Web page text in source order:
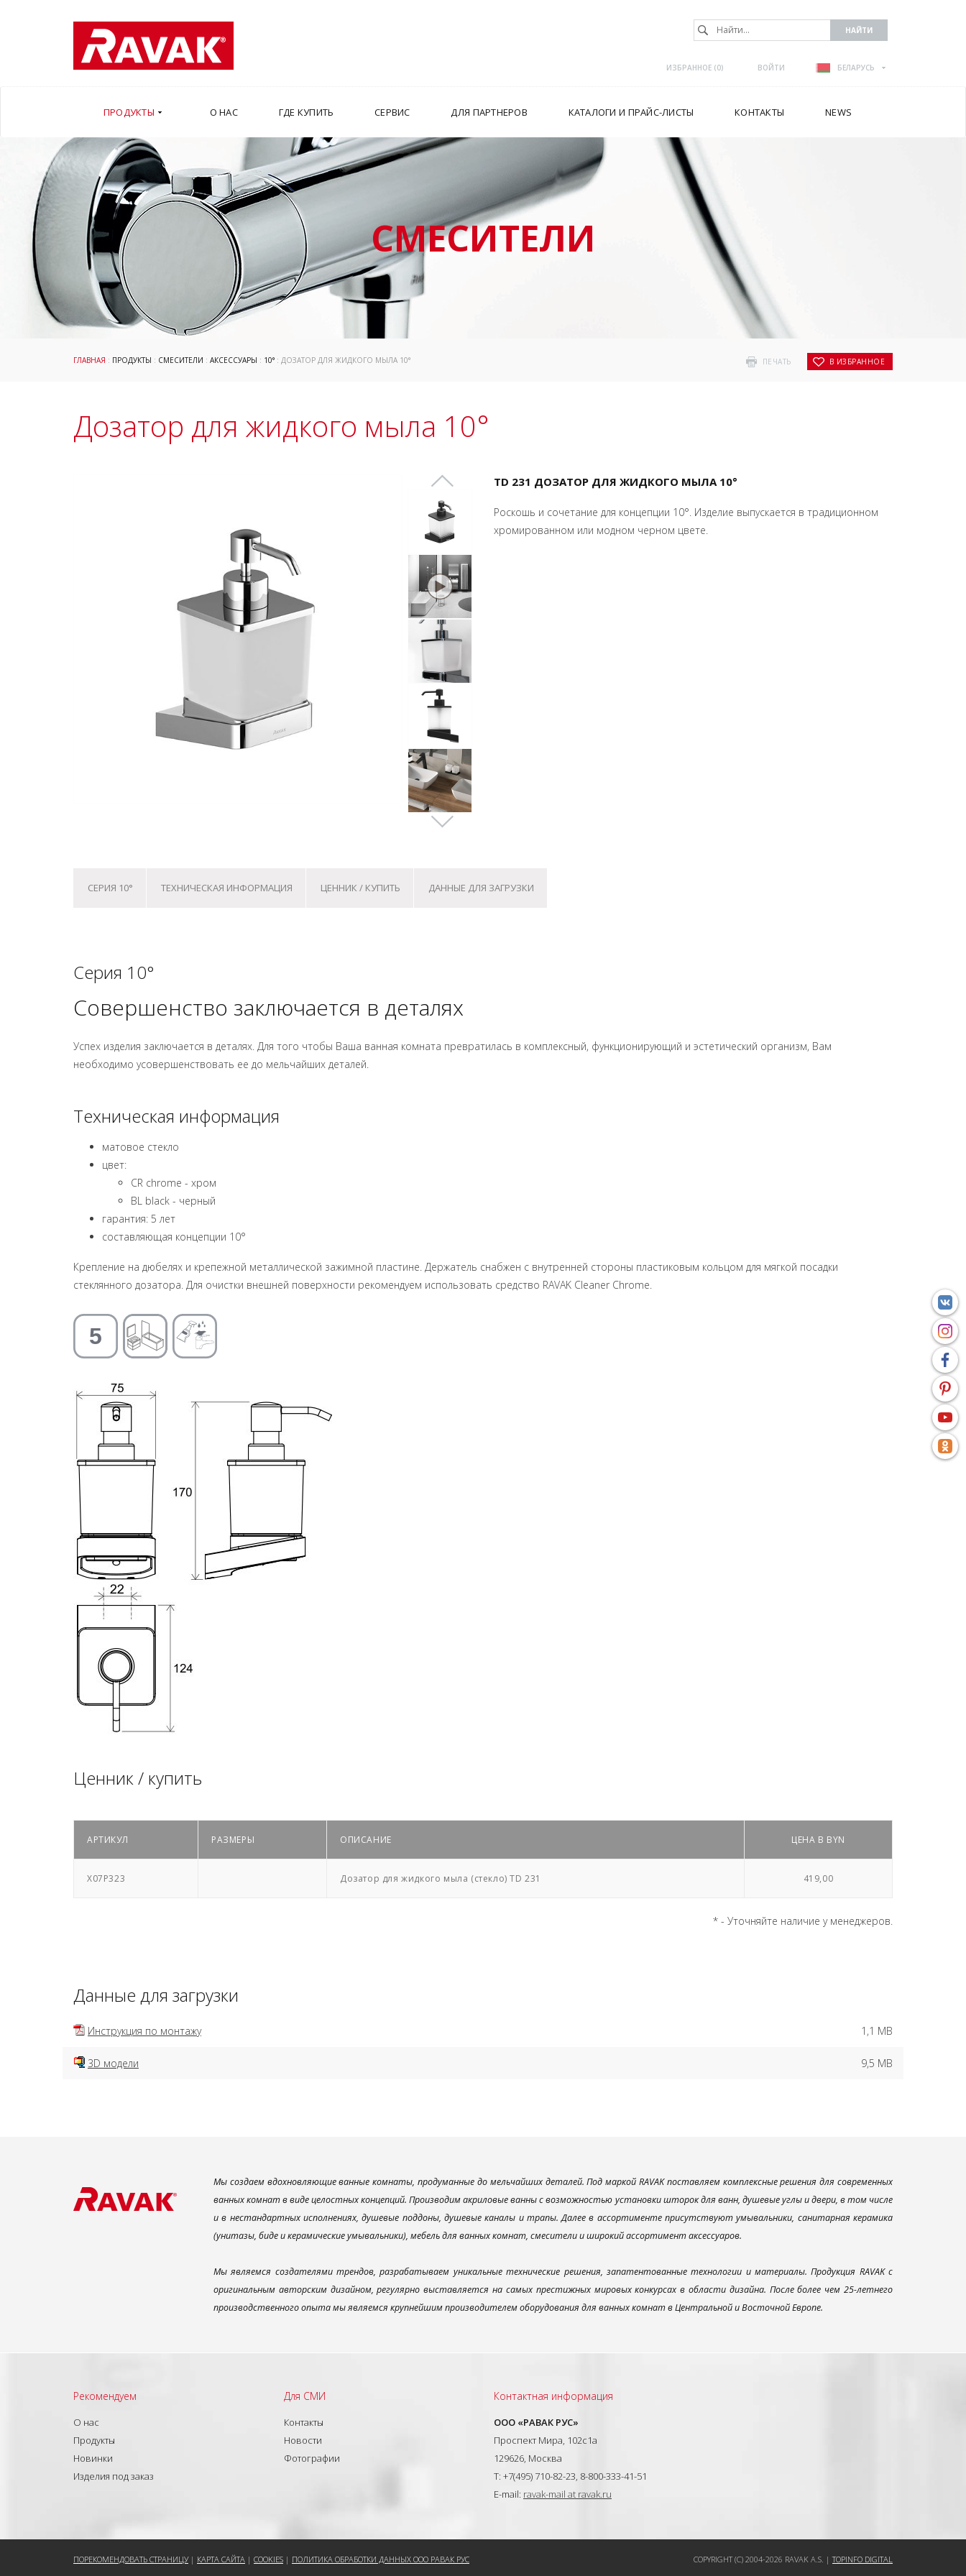
ИЗБРАННОЕ (0) ВОЙТИ БЕЛАРУСЬ
ПРОДУКТЫ О НАС ГДЕ КУПИТЬ СЕРВИС ДЛЯ ПАРТНЕРОВ КАТАЛОГИ И ПРАЙС-ЛИСТЫ КОНТАКТЫ NEWS
СМЕСИТЕЛИ
ПЕЧАТЬ В ИЗБРАННОЕ
ГЛАВНАЯ : ПРОДУКТЫ : СМЕСИТЕЛИ : АКСЕССУАРЫ : 10° : ДОЗАТОР ДЛЯ ЖИДКОГО МЫЛА 10°
Дозатор для жидкого мыла 10°
TD 231 ДОЗАТОР ДЛЯ ЖИДКОГО МЫЛА 10°
Роскошь и сочетание для концепции 10°. Изделие выпускается в традиционном
хромированном или модном черном цвете.
СЕРИЯ 10° ТЕХНИЧЕСКАЯ ИНФОРМАЦИЯ ЦЕННИК / КУПИТЬ ДАННЫЕ ДЛЯ ЗАГРУЗКИ
Серия 10°
Совершенство заключается в деталях
Успех изделия заключается в деталях. Для того чтобы Ваша ванная комната превратилась в комплексный, функционирующий и эстетический организм, Вам
необходимо усовершенствовать ее до мельчайших деталей.
Техническая информация
матовое стекло
цвет:
CR chrome - хром
BL black - черный
гарантия: 5 лет
составляющая концепции 10°
Крепление на дюбелях и крепежной металлической зажимной пластине. Держатель снабжен с внутренней стороны пластиковым кольцом для мягкой посадки
стеклянного дозатора. Для очистки внешней поверхности рекомендуем использовать средство RAVAK Cleaner Chrome.
Ценник / купить
АРТИКУЛ РАЗМЕРЫ ОПИСАНИЕ ЦЕНА В BYN
X07P323 Дозатор для жидкого мыла (стекло) TD 231 419,00
* - Уточняйте наличие у менеджеров.
Данные для загрузки
Инструкция по монтажу 1,1 MB
3D модели 9,5 MB
Мы создаем вдохновляющие ванные комнаты, продуманные до мельчайших деталей. Под маркой RAVAK поставляем комплексные решения для современных
ванных комнат в виде целостных концепций. Производим акриловые ванны с возможностью установки шторок для ванн, душевые углы и двери, в том числе
и в нестандартных исполнениях, душевые поддоны, душевые каналы и трапы. Далее в ассортименте присутствуют умывальники, санитарная керамика
(унитазы, биде и керамические умывальники), мебель для ванных комнат, смесители и широкий ассортимент аксессуаров.
Мы являемся создателями трендов, разрабатываем уникальные технические решения, запатентованные технологии и материалы. Продукция RAVAK с
оригинальным авторским дизайном, регулярно выставляется на самых престижных мировых конкурсах в области дизайна. После более чем 25-летнего
производственного опыта мы являемся крупнейшим производителем оборудования для ванных комнат в Центральной и Восточной Европе.
Рекомендуем
О нас
Продукты
Новинки
Изделия под заказ
Для СМИ
Контакты
Новости
Фотографии
Контактная информация
ООО «РАВАК РУС»
Проспект Мира, 102с1а
129626, Москва
T: +7(495) 710-82-23, 8-800-333-41-51
E-mail: ravak-mail at ravak.ru
ПОРЕКОМЕНДОВАТЬ СТРАНИЦУ| КАРТА САЙТА | COOKIES | ПОЛИТИКА ОБРАБОТКИ ДАННЫХ ООО РАВАК РУС COPYRIGHT (C) 2004-2026 RAVAK A.S. |TOPINFO DIGITAL